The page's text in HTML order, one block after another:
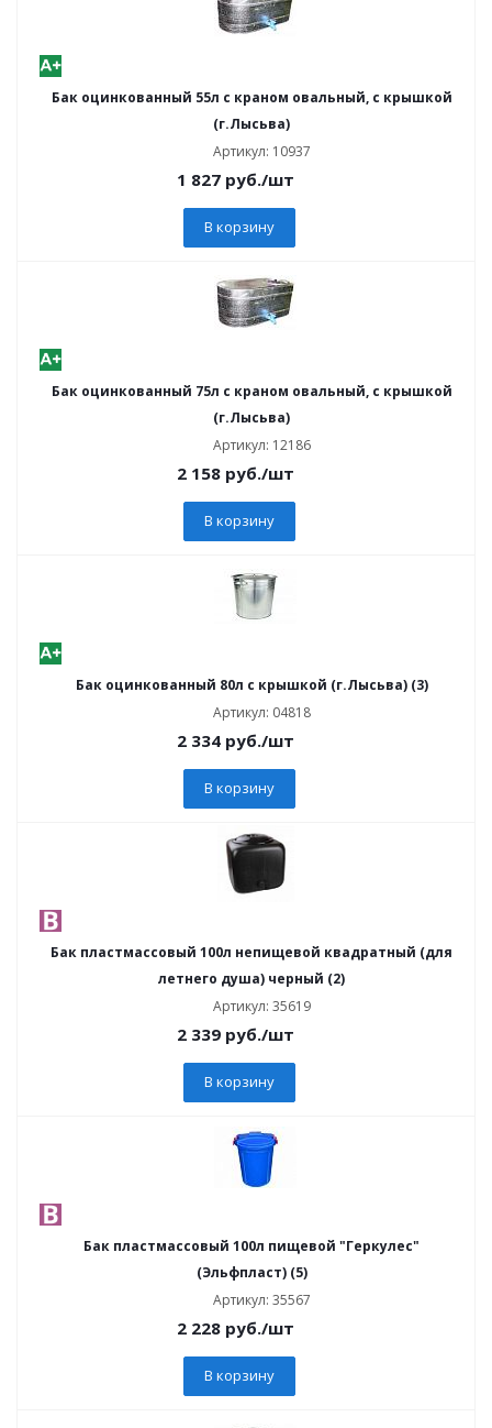
Бак оцинкованный 55л с краном овальный, с крышкой
(г.Лысьва)
Артикул: 10937
1 827руб./шт
В корзину
Бак оцинкованный 75л с краном овальный, с крышкой
(г.Лысьва)
Артикул: 12186
2 158руб./шт
В корзину
Бак оцинкованный 80л с крышкой (г.Лысьва) (3)
Артикул: 04818
2 334руб./шт
В корзину
Бак пластмассовый 100л непищевой квадратный (для
летнего душа) черный (2)
Артикул: 35619
2 339руб./шт
В корзину
Бак пластмассовый 100л пищевой "Геркулес"
(Эльфпласт) (5)
Артикул: 35567
2 228руб./шт
В корзину